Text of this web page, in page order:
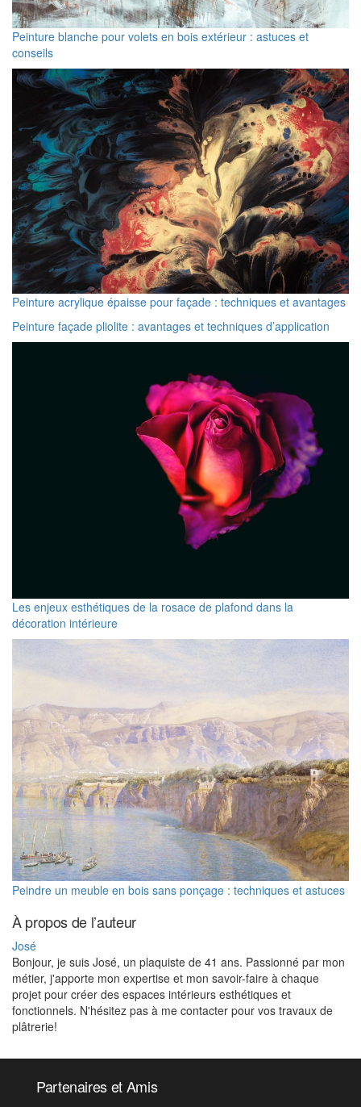
Peinture blanche pour volets en bois extérieur : astuces et
conseils
Peinture acrylique épaisse pour façade : techniques et avantages
Peinture façade pliolite : avantages et techniques d’application
Les enjeux esthétiques de la rosace de plafond dans la
décoration intérieure
Peindre un meuble en bois sans ponçage : techniques et astuces
À propos de l’auteur
José
Bonjour, je suis José, un plaquiste de 41 ans. Passionné par mon
métier, j'apporte mon expertise et mon savoir-faire à chaque
projet pour créer des espaces intérieurs esthétiques et
fonctionnels. N'hésitez pas à me contacter pour vos travaux de
plâtrerie!
Partenaires et Amis